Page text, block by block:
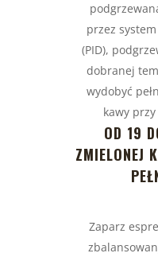
przez
(PID),
dobranej
wydobyć
kawy
OD 19
ZMIELONEJ
Zaparz